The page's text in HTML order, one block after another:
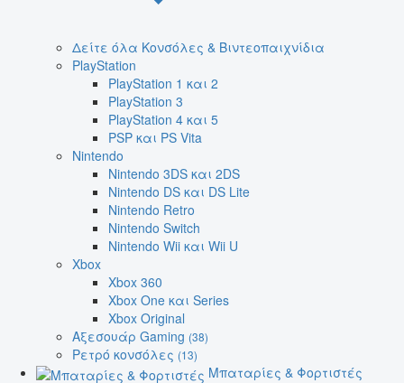
Δείτε όλα Κονσόλες & Βιντεοπαιχνίδια
PlayStation
PlayStation 1 και 2
PlayStation 3
PlayStation 4 και 5
PSP και PS Vita
Nintendo
Nintendo 3DS και 2DS
Nintendo DS και DS Lite
Nintendo Retro
Nintendo Switch
Nintendo Wii και Wii U
Xbox
Xbox 360
Xbox One και Series
Xbox Original
Αξεσουάρ Gaming (38)
Ρετρό κονσόλες (13)
Μπαταρίες & Φορτιστές